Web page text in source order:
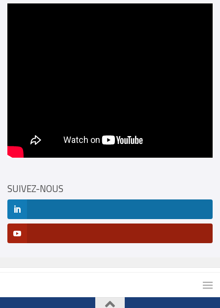
SUIVEZ-NOUS